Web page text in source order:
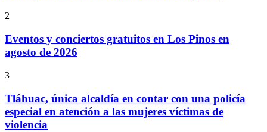
2
Eventos y conciertos gratuitos en Los Pinos en
agosto de 2026
3
Tláhuac, única alcaldía en contar con una policía
especial en atención a las mujeres víctimas de
violencia